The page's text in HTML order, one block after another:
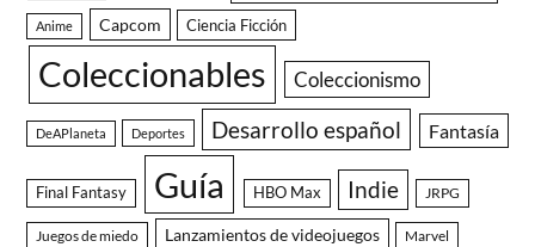
Anime Capcom Ciencia Ficción
Coleccionables Coleccionismo
DeAPlaneta Deportes Desarrollo español Fantasía
Final Fantasy Guía HBO Max Indie JRPG
Juegos de miedo Lanzamientos de videojuegos Marvel